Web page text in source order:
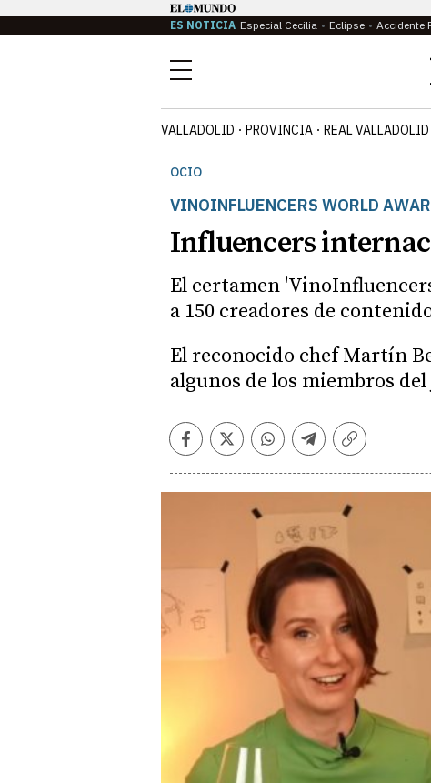
ES NOTICIA Especial Cecilia Eclipse Accidente
Menú
VALLADOLID PROVINCIA REAL VALLADOLID
OCIO
VINOINFLUENCERS WORLD
Influencers
El certamen
a 150 creadores de
El reconocido chef Martín
algunos de los miembros
FacebookTwitterWhatsappTelegramCopiar